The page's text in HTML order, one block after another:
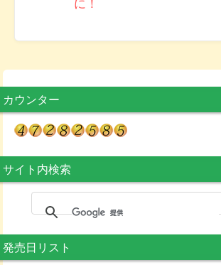
に！
カウンター
サイト内検索
発売日リスト